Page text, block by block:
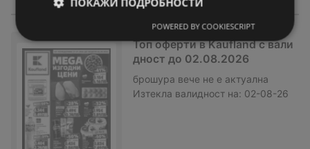
Топ оферти в Kaufland с вали
дност до 02.08.2026
брошура вече не е актуална
Изтекла валидност на: 02-08-26
POWERED BY COOKIESCRIPT